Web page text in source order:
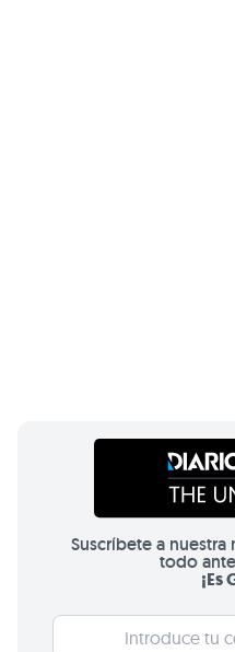
Suscríbete a
todo
¡Es